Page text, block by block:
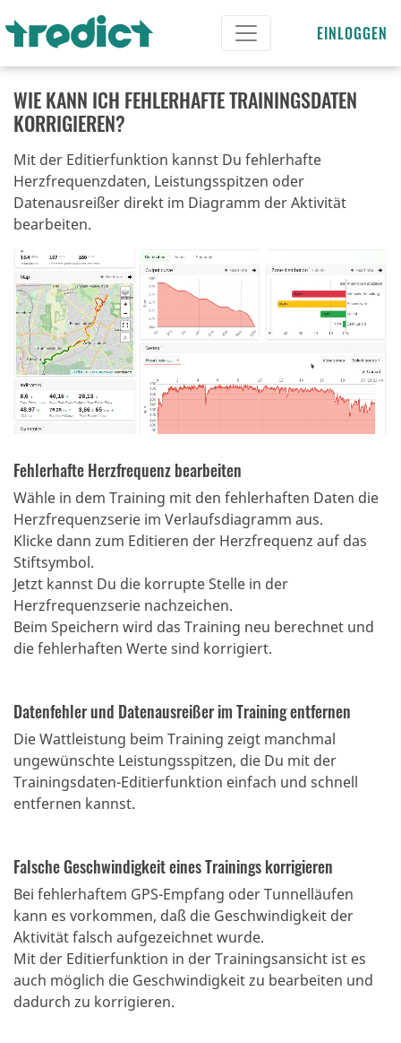
EINLOGGEN
WIE KANN ICH FEHLERHAFTE TRAININGSDATEN
KORRIGIEREN?
Mit der Editierfunktion kannst Du fehlerhafte
Herzfrequenzdaten, Leistungsspitzen oder
Datenausreißer direkt im Diagramm der Aktivität
bearbeiten.
Fehlerhafte Herzfrequenz bearbeiten
Wähle in dem Training mit den fehlerhaften Daten die
Herzfrequenzserie im Verlaufsdiagramm aus.
Klicke dann zum Editieren der Herzfrequenz auf das
Stiftsymbol.
Jetzt kannst Du die korrupte Stelle in der
Herzfrequenzserie nachzeichen.
Beim Speichern wird das Training neu berechnet und
die fehlerhaften Werte sind korrigiert.
Datenfehler und Datenausreißer im Training entfernen
Die Wattleistung beim Training zeigt manchmal
ungewünschte Leistungsspitzen, die Du mit der
Trainingsdaten-Editierfunktion einfach und schnell
entfernen kannst.
Falsche Geschwindigkeit eines Trainings korrigieren
Bei fehlerhaftem GPS-Empfang oder Tunnelläufen
kann es vorkommen, daß die Geschwindigkeit der
Aktivität falsch aufgezeichnet wurde.
Mit der Editierfunktion in der Trainingsansicht ist es
auch möglich die Geschwindigkeit zu bearbeiten und
dadurch zu korrigieren.